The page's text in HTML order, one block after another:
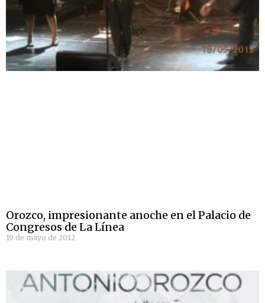
Orozco, impresionante anoche en el Palacio de
Congresos de La Línea
19 de mayo de 2012